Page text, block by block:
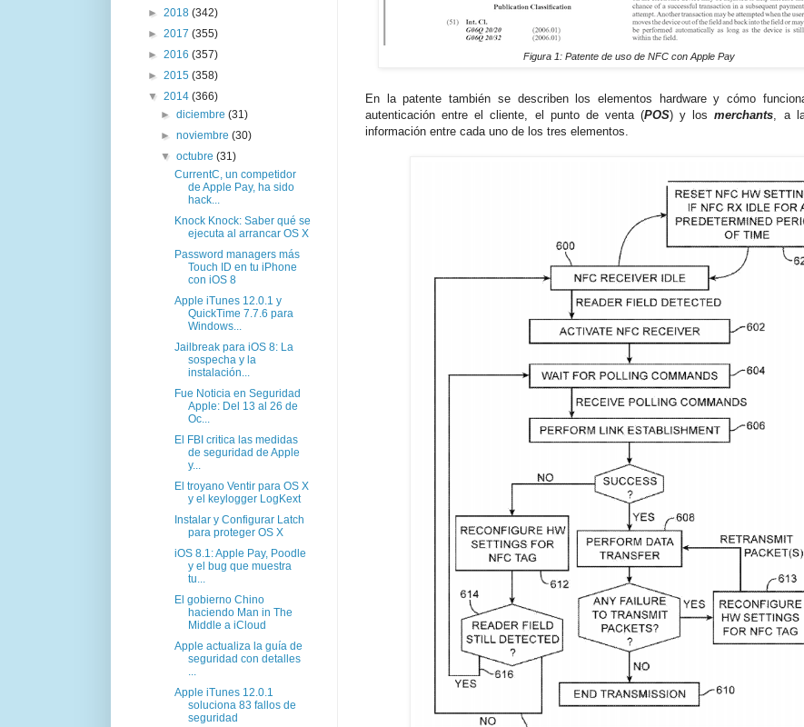
Figura 1: Patente de uso de NFC con Apple Pay
En la patente también se describen los elementos hardware y cómo
autenticación entre el cliente, el punto de venta (POS) y losmerchants, a
información entre cada uno de los tres elementos.
► 2018 (342)
► 2017 (355)
► 2016 (357)
► 2015 (358)
▼ 2014 (366)
►diciembre(31)
►noviembre(30)
▼octubre(31)
CurrentC, un competidor
de Apple Pay, ha sido
hack...
Knock Knock: Saber qué se
ejecuta al arrancar OS X
Password managers más
Touch ID en tu iPhone
con iOS 8
Apple iTunes 12.0.1 y
QuickTime 7.7.6 para
Windows...
Jailbreak para iOS 8: La
sospecha y la
instalación...
Fue Noticia en Seguridad
Apple: Del 13 al 26 de
Oc...
El FBI critica las medidas
de seguridad de Apple
y...
El troyano Ventir para OS X
y el keylogger LogKext
Instalar y Configurar Latch
para proteger OS X
iOS 8.1: Apple Pay, Poodle
y el bug que muestra
tu...
El gobierno Chino
haciendo Man in The
Middle a iCloud
Apple actualiza la guía de
seguridad con detalles
Apple iTunes 12.0.1
soluciona 83 fallos de
seguridad